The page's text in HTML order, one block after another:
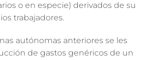
o en especie) derivados de su
trabajadores.
autónomas anteriores se les
de gastos genéricos de un